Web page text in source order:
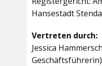
Hansestadt
Vertreten durch:
Jessica
Geschäftsführerin)